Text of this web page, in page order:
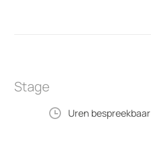
Stage
Uren bespreekbaar